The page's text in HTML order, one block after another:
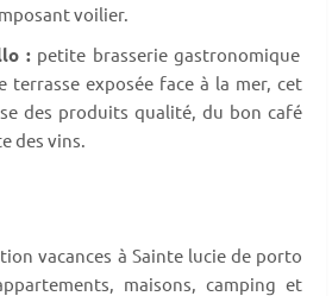
voilier.
: petite brasserie gastronomique
terrasse exposée face à la mer, cet
des produits qualité, du bon café
des vins.
vacances à Sainte lucie de porto
maisons, camping et